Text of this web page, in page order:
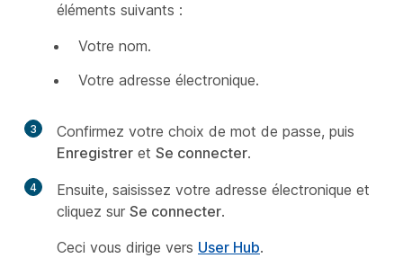
éléments suivants :
Votre nom.
Votre adresse électronique.
3
Confirmez votre choix de mot de passe, puis
Enregistrer et Se connecter.
4
Ensuite, saisissez votre adresse électronique et
cliquez sur Se connecter.
Ceci vous dirige vers User Hub.